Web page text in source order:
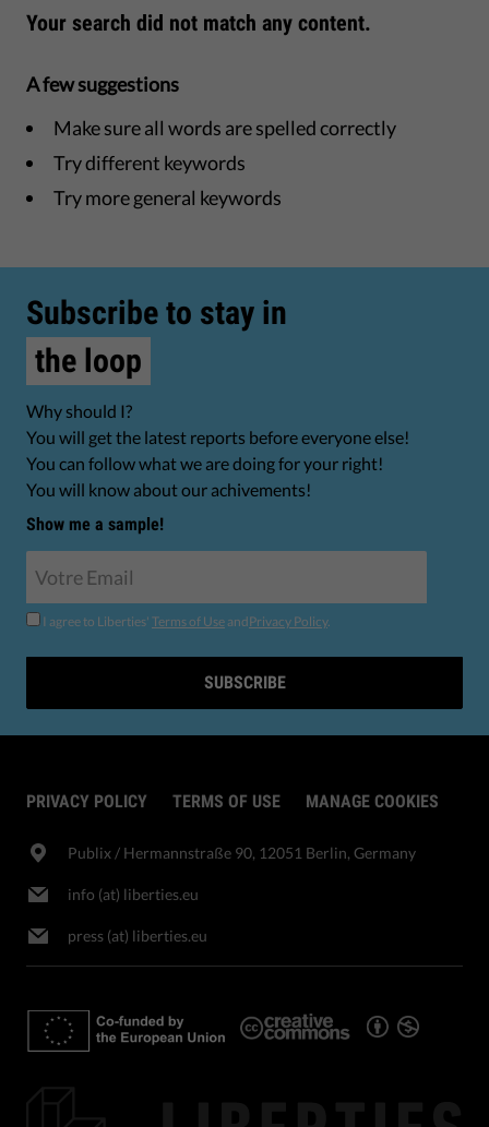
Your search did not match any content.
A few suggestions
Make sure all words are spelled correctly
Try different keywords
Try more general keywords
Subscribe to stay in
the loop
Why should I?
You will get the latest reports before everyone else!
You can follow what we are doing for your right!
You will know about our achivements!
Show me a sample!
I agree to Liberties' Terms of Use andPrivacy Policy.
SUBSCRIBE
PRIVACY POLICY TERMS OF USE MANAGE COOKIES
Publix​ / Hermannstraße 90, 12051 Berlin, Germany
info (at) liberties.eu
press (at) liberties.eu